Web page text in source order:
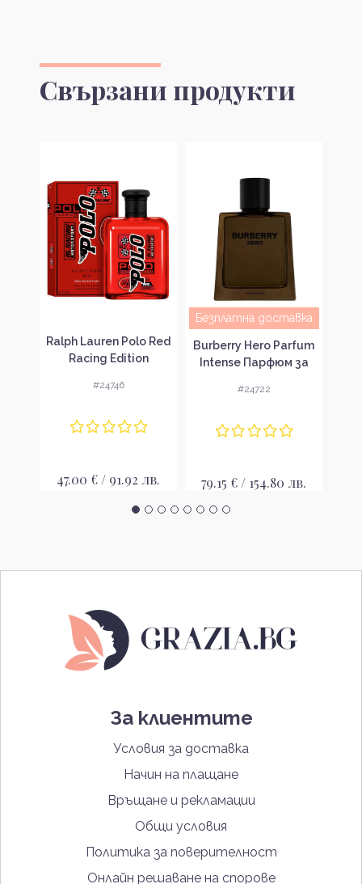
Свързани продукти
Ralph Lauren Polo Red
Racing Edition
мъже EDT
#24746
47.00 € / 91.92 лв.
Безплатна доставка
Burberry Hero Parfum
Intense Парфюм за
#24722
79.15 € / 154.80 лв.
За клиентите
Условия за доставка
Начин на плащане
Връщане и рекламации
Общи условия
Политика за поверителност
Онлайн решаване на спорове